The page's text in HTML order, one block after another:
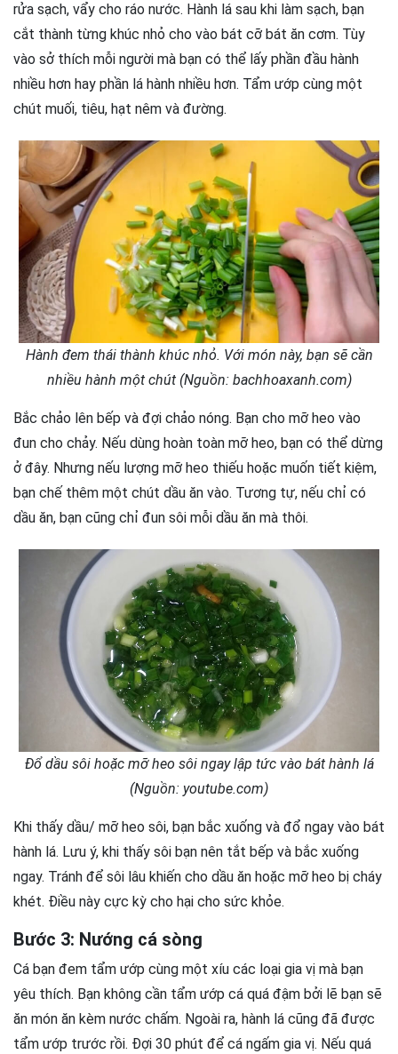
rửa sạch, vẩy cho ráo nước. Hành lá sau khi làm sạch, bạn
cắt thành từng khúc nhỏ cho vào bát cỡ bát ăn cơm. Tùy
vào sở thích mỗi người mà bạn có thể lấy phần đầu hành
nhiều hơn hay phần lá hành nhiều hơn. Tẩm ướp cùng một
chút muối, tiêu, hạt nêm và đường.
Hành đem thái thành khúc nhỏ. Với món này, bạn sẽ cần
nhiều hành một chút (Nguồn: bachhoaxanh.com)
Bắc chảo lên bếp và đợi chảo nóng. Bạn cho mỡ heo vào
đun cho chảy. Nếu dùng hoàn toàn mỡ heo, bạn có thể dừng
ở đây. Nhưng nếu lượng mỡ heo thiếu hoặc muốn tiết kiệm,
bạn chế thêm một chút dầu ăn vào. Tương tự, nếu chỉ có
dầu ăn, bạn cũng chỉ đun sôi mỗi dầu ăn mà thôi.
Đổ dầu sôi hoặc mỡ heo sôi ngay lập tức vào bát hành lá
(Nguồn: youtube.com)
Khi thấy dầu/ mỡ heo sôi, bạn bắc xuống và đổ ngay vào bát
hành lá. Lưu ý, khi thấy sôi bạn nên tắt bếp và bắc xuống
ngay. Tránh để sôi lâu khiến cho dầu ăn hoặc mỡ heo bị cháy
khét. Điều này cực kỳ cho hại cho sức khỏe.
Bước 3: Nướng cá sòng
Cá bạn đem tẩm ướp cùng một xíu các loại gia vị mà bạn
yêu thích. Bạn không cần tẩm ướp cá quá đậm bởi lẽ bạn sẽ
ăn món ăn kèm nước chấm. Ngoài ra, hành lá cũng đã được
tẩm ướp trước rồi. Đợi 30 phút để cá ngấm gia vị. Nếu quá